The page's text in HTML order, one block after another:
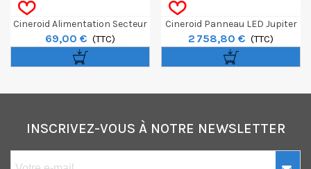
Cineroid Alimentation Secteur
Pour LM800/FL800/FL400
69,00 € (TTC)
Cineroid Panneau LED Jupiter
500W
2 758,80 € (TTC)
INSCRIVEZ-VOUS À NOTRE NEWSLETTER